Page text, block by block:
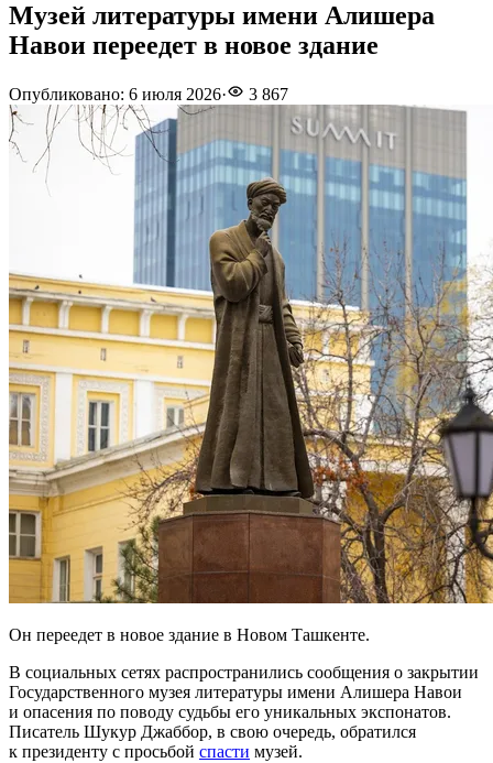
Музей литературы имени Алишера
Навои переедет в новое здание
Опубликовано: 6 июля 2026· 3 867
Он переедет в новое здание в Новом Ташкенте.
В социальных сетях распространились сообщения о закрытии
Государственного музея литературы имени Алишера Навои
и опасения по поводу судьбы его уникальных экспонатов.
Писатель Шукур Джаббор, в свою очередь, обратился
к президенту с просьбой спасти музей.